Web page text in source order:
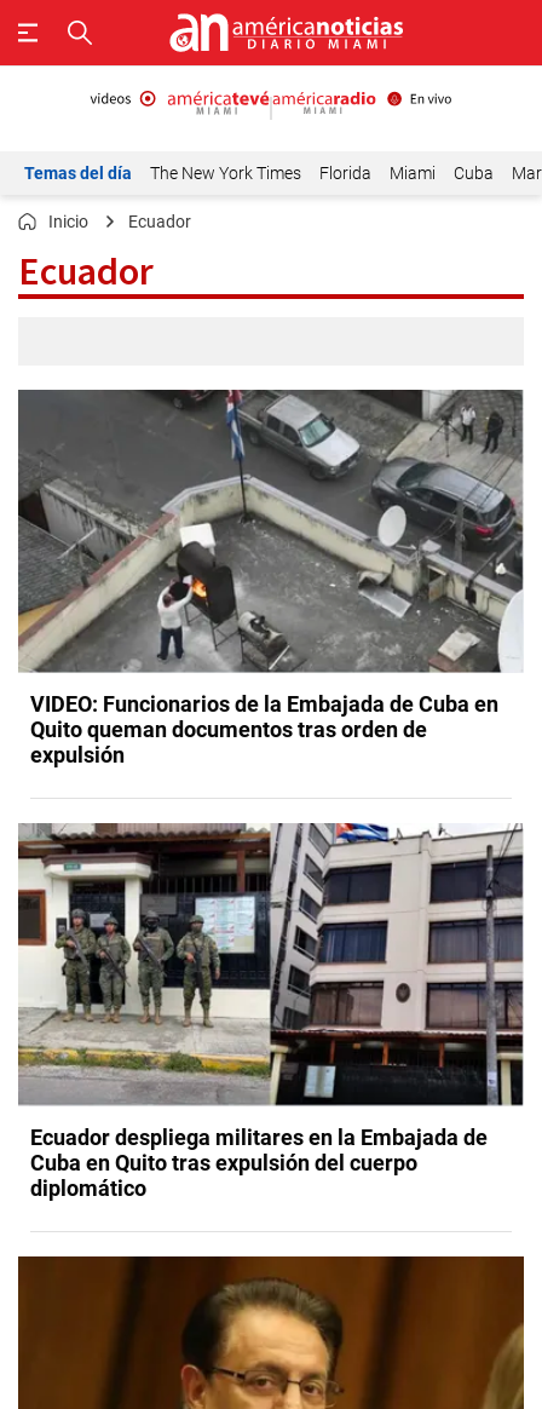
Temas del día The New York Times Florida Miami Cuba
Inicio Ecuador
Ecuador
VIDEO: Funcionarios de la Embajada de Cuba en
Quito queman documentos tras orden de
expulsión
Ecuador despliega militares en la Embajada de
Cuba en Quito tras expulsión del cuerpo
diplomático